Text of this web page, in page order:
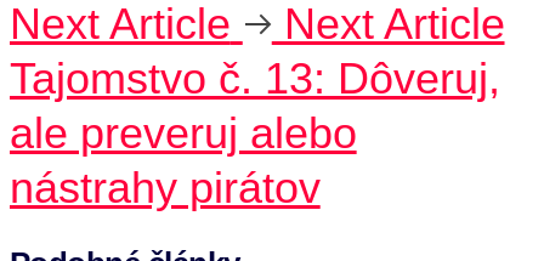
Next Article
Next Article
Tajomstvo č. 13: Dôveruj,
ale preveruj alebo
nástrahy pirátov